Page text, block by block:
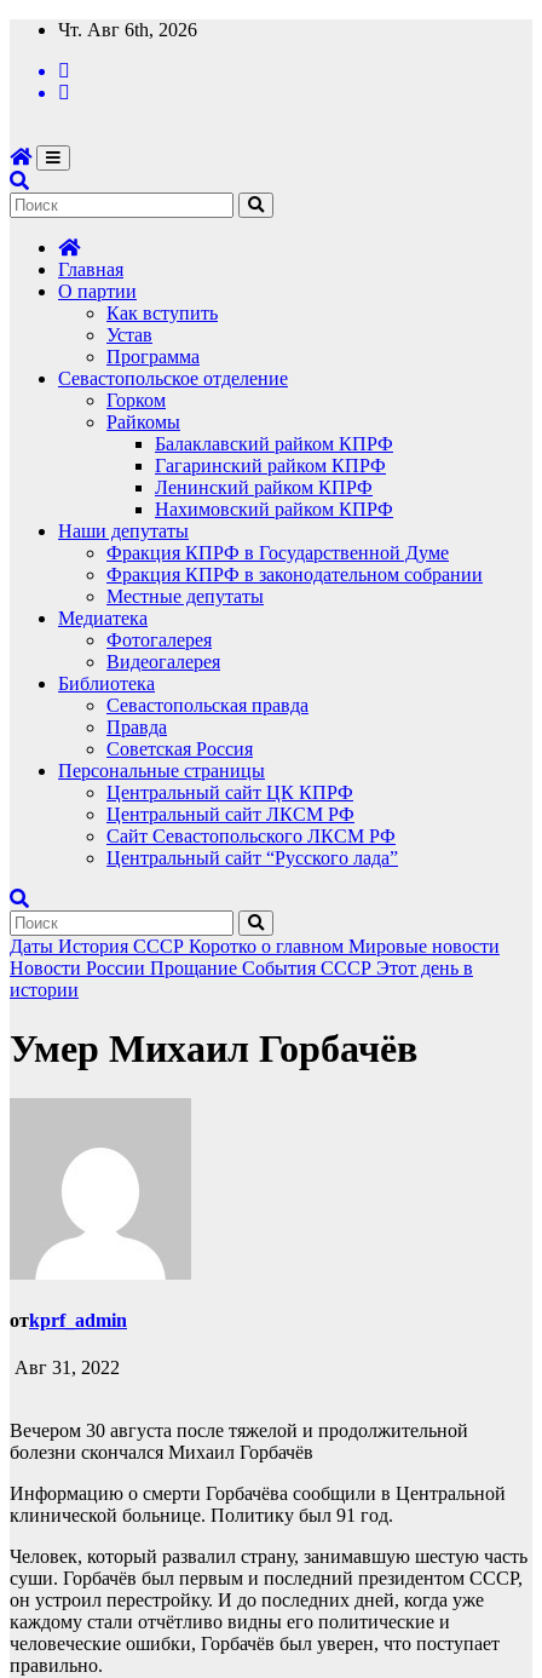
Перейти
содержимому
Чт. Авг 6th, 2026
Главная
О партии
Как вступить
Устав
Программа
Севастопольское отделение
Горком
Райкомы
Балаклавский райком КПРФ
Гагаринский райком КПРФ
Ленинский райком КПРФ
Нахимовский райком КПРФ
Наши депутаты
Фракция КПРФ в Государственной Думе
Фракция КПРФ в законодательном собрании
Местные депутаты
Медиатека
Фотогалерея
Видеогалерея
Библиотека
Севастопольская правда
Правда
Советская Россия
Персональные страницы
Центральный сайт ЦК КПРФ
Центральный сайт ЛКСМ РФ
Сайт Севастопольского ЛКСМ РФ
Центральный сайт “Русского лада”
Даты История СССР Коротко о главном Мировые новости
Новости России Прощание События СССР Этот день в
истории
Умер Михаил Горбачёв
отkprf_admin
Авг 31, 2022
Вечером 30 августа после тяжелой и продолжительной
болезни скончался Михаил Горбачёв
Информацию о смерти Горбачёва сообщили в Центральной
клинической больнице. Политику был 91 год.
Человек, который развалил страну, занимавшую шестую часть
суши. Горбачёв был первым и последний президентом СССР,
он устроил перестройку. И до последних дней, когда уже
каждому стали отчётливо видны его политические и
человеческие ошибки, Горбачёв был уверен, что поступает
правильно.